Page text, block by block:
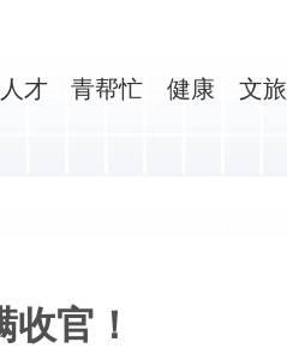
人才 青帮忙 健康 文旅
官！